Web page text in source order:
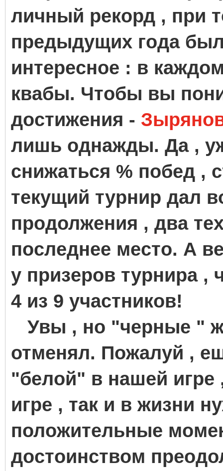
личный рекорд , при
предыдущих года
интересное : в
квабы. Чтобы вы
достижения -
лишь однажды. Да ,
снижаться % побед ,
текущий турнир дал
продолжения , два
последнее место. А
у призеров турнира ,
4 из 9 участников!
Увы , но "черные "
отменял. Пожалуй ,
"белой" в нашей игре
игре , так и в жизни
положительные
достоинством